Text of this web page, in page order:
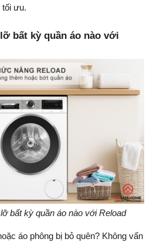
tối ưu.
bất kỳ quần áo nào với
bất kỳ quần áo nào với Reload
áo phông bị bỏ quên? Không vấn